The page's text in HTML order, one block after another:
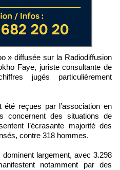
Faye, juriste consultante de
jugés particulièrement
reçues par l’association en
concernent des situations de
l’écrasante majorité des
contre 318 hommes.
largement, avec 3.298
notamment par des